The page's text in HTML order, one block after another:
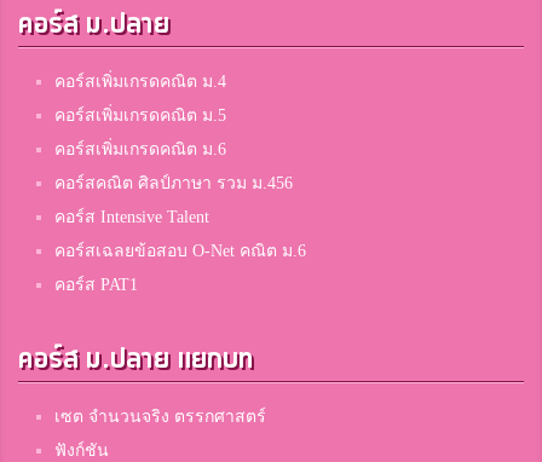
คอร์ส ม.ปลาย
คอร์สเพิ่มเกรดคณิต ม.4
คอร์สเพิ่มเกรดคณิต ม.5
คอร์สเพิ่มเกรดคณิต ม.6
คอร์สคณิต ศิลป์ภาษา รวม ม.456
คอร์ส Intensive Talent
คอร์สเฉลยข้อสอบ O-Net คณิต ม.6
คอร์ส PAT1
คอร์ส ม.ปลาย แยกบท
เซต จำนวนจริง ตรรกศาสตร์
ฟังก์ชัน